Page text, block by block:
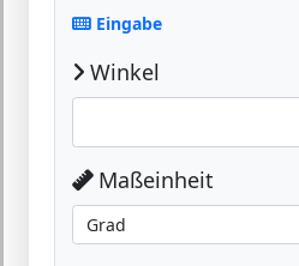
Eingabe
Winkel
Maßeinheit